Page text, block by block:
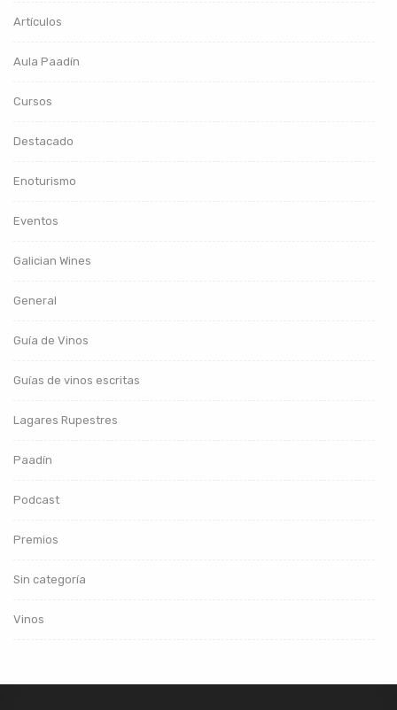
Artículos
Aula Paadín
Cursos
Destacado
Enoturismo
Eventos
Galician Wines
General
Guía de Vinos
Guías de vinos escritas
Lagares Rupestres
Paadín
Podcast
Premios
Sin categoría
Vinos